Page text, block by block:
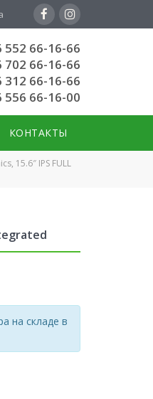
552 66-16-66
702 66-16-66
312 66-16-66
556 66-16-00
КОНТАКТЫ
15.6″ IPS FULL
на складе в